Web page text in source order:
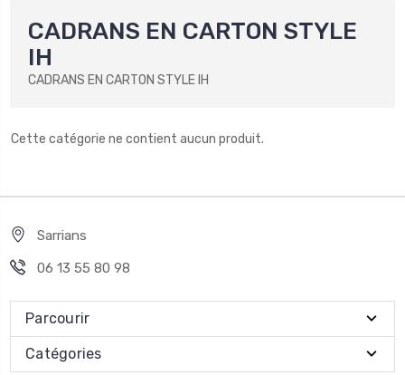
CADRANS EN CARTON STYLE
IH
CADRANS EN CARTON STYLE IH
Cette catégorie ne contient aucun produit.
Sarrians
06 13 55 80 98
Parcourir
Catégories